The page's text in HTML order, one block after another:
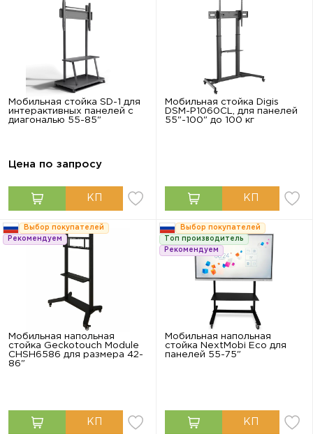
Мобильная стойка SD-1 для
интерактивных панелей с
диагональю 55-85"
Цена по запросу
Мобильная стойка Digis
DSM-P1060CL, для панелей
55"-100" до 100 кг
Выбор покупателей
Рекомендуем
Мобильная напольная
стойка Geckotouch Module
CHSH6586 для размера 42-
86"
Выбор покупателей
Топ производитель
Рекомендуем
Мобильная напольная
стойка NextMobi Eco для
панелей 55-75"